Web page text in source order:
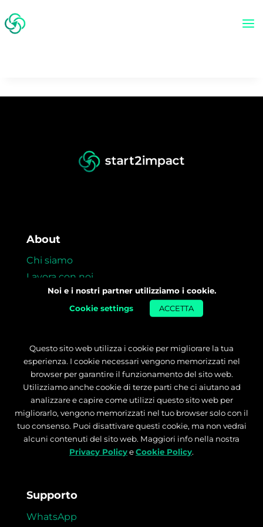
About
Chi siamo
Lavora con noi
Per le aziende
Master
Supporto Ricerca Lavoro
Garanzia Money Back
Risorse gratuite
Orientamento
Supporto
WhatsApp
Noi e i nostri partner utilizziamo i cookie.
Cookie settings
ACCETTA
Questo sito web utilizza i cookie per migliorare la tua
esperienza. I cookie necessari vengono memorizzati nel
browser per garantire il funzionamento del sito web.
Utilizziamo anche cookie di terze parti che ci aiutano ad
analizzare e capire come utilizzi questo sito web per
migliorarlo, vengono memorizzati nel tuo browser solo con il
tuo consenso. Puoi disattivare questi cookie, ma non vedrai
alcuni contenuti del sito web. Maggiori info nella nostra
Privacy PolicyeCookie Policy.